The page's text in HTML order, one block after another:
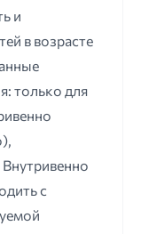
и
в возрасте
только для
с